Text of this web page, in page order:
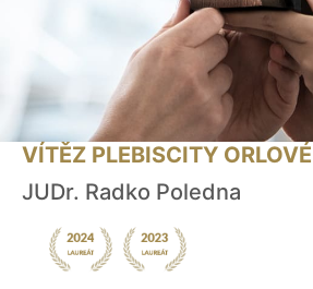
VÍTĚZ PLEBISCITY ORLOVÉ
JUDr. Radko Poledna